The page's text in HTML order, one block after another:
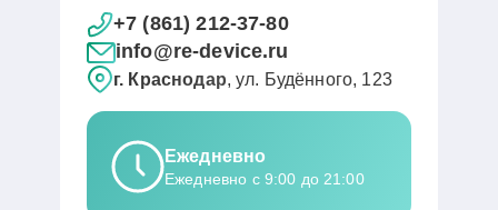
+7 (861) 212-37-80
info@re-device.ru
г. Краснодар, ул. Будённого, 123
Ежедневно
Ежедневно с 9:00 до 21:00